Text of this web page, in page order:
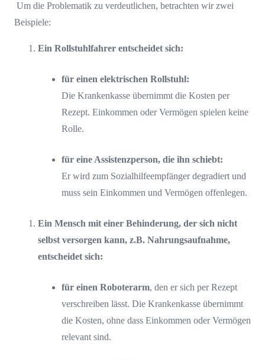
Um die Problematik zu verdeutlichen, betrachten wir zwei
Beispiele:
Ein Rollstuhlfahrer entscheidet sich:
für einen elektrischen Rollstuhl:
Die Krankenkasse übernimmt die Kosten per
Rezept. Einkommen oder Vermögen spielen keine
Rolle.
für eine Assistenzperson, die ihn schiebt:
Er wird zum Sozialhilfeempfänger degradiert und
muss sein Einkommen und Vermögen offenlegen.
Ein Mensch mit einer Behinderung, der sich nicht
selbst versorgen kann, z.B. Nahrungsaufnahme,
entscheidet sich:
für einen Roboterarm, den er sich per Rezept
verschreiben lässt. Die Krankenkasse übernimmt
die Kosten, ohne dass Einkommen oder Vermögen
relevant sind.